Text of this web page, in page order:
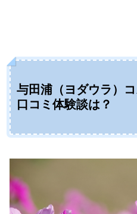
与田浦（ヨダウラ）
口コミ体験談は？